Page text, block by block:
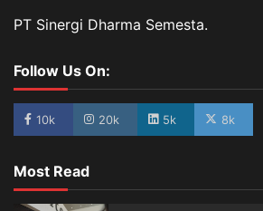
PT Sinergi Dharma Semesta.
Follow Us On:
10k 20k 5k 8k
Most Read